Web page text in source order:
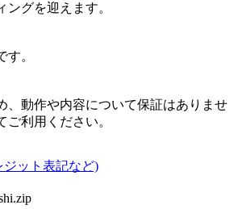
ングを迎えます。
す。
、動作や内容について保証はありませ
ご利用ください。
ジット表記など)